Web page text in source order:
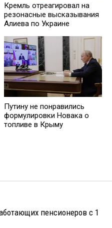
Кремль отреагировал на
резонасные высказывания
Алиева по Украине
️Путину не понравились
формулировки Новака о
топливе в Крыму
пенсионеров с 1